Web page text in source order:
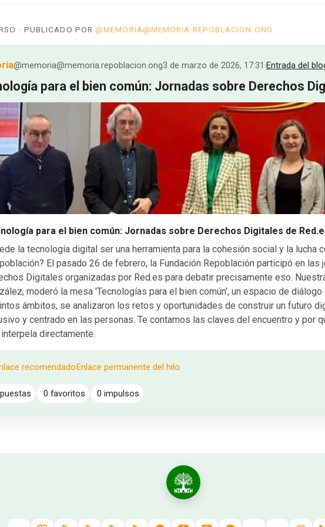
· PUBLICADO POR@MEMORIA@MEMORIA.REPOBLACION.ONG
@memoria@memoria.repoblacion.ong3 de marzo de 2026, 17:31 ·Entrada del
para el bien común: Jornadas sobre Derechos
para el bien común: Jornadas sobre Derechos Digitales de
la tecnología digital ser una herramienta para la cohesión social y la lucha
El pasado 26 de febrero, la Fundación Repoblación participó en las
Digitales organizadas por Red.es para debatir precisamente eso.
moderó la mesa 'Tecnologías para el bien común', un espacio de
ámbitos, se analizaron los retos y oportunidades de construir un futuro
y centrado en las personas. Te contamos las claves del encuentro y por
directamente.
recomendadoEnlace permanente del hilo
0 favoritos 0 impulsos